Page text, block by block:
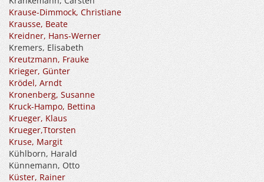
Krause-Dimmock, Christiane
Krausse, Beate
Kreidner, Hans-Werner
Kremers, Elisabeth
Kreutzmann, Frauke
Krieger, Günter
Krödel, Arndt
Kronenberg, Susanne
Kruck-Hampo, Bettina
Krueger, Klaus
Krueger,Ttorsten
Kruse, Margit
Kühlborn, Harald
Künnemann, Otto
Küster, Rainer